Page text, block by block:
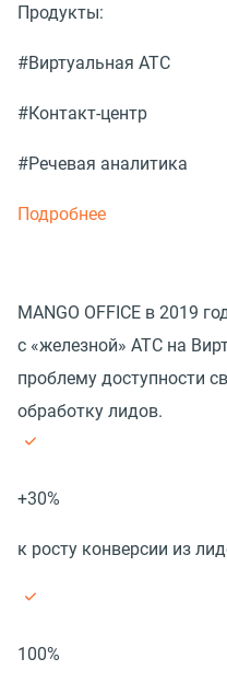
Продукты:
#Виртуальная АТС
#Контакт-центр
#Речевая аналитика
Подробнее
MANGO OFFICE в 2019
с «железной» АТС на
проблему доступности
обработку лидов.
+30%
к росту конверсии из
100%